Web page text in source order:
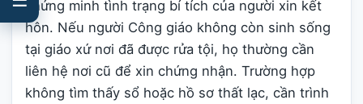
chứng minh tình trạng bí tích của người xin kết
hôn. Nếu người Công giáo không còn sinh sống
tại giáo xứ nơi đã được rửa tội, họ thường cần
liên hệ nơi cũ để xin chứng nhận. Trường hợp
không tìm thấy sổ hoặc hồ sơ thất lạc, cần trình